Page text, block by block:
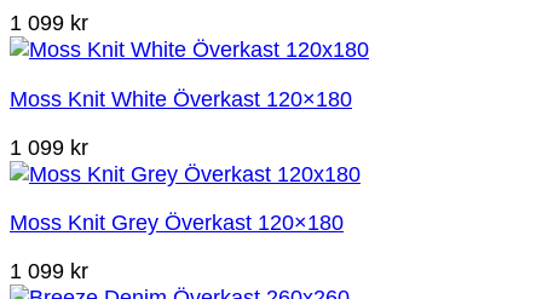
1 099 kr
Moss Knit White Överkast 120×180
1 099 kr
Moss Knit Grey Överkast 120×180
1 099 kr